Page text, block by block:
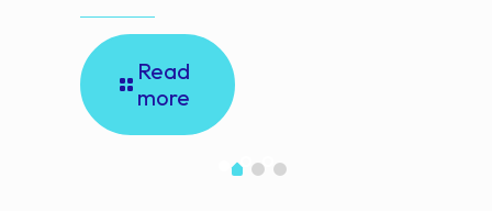
Read
more